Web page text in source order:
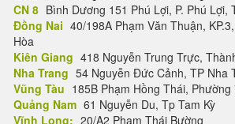
CN 8 Bình Dương 151 Phú Lợi, P. Phú Lợi,
Đồng Nai 40/198A Phạm Văn Thuận,
Hòa
Kiên Giang 418 Nguyễn Trung Trực,
Nha Trang 54 Nguyễn Đức Cảnh, TP Nha
Vũng Tàu 185B Phạm Hồng Thái, Phường
Quảng Nam 61 Nguyễn Du, Tp Tam Kỳ
Vĩnh Long: 20/A2 Phạm Thái Bường